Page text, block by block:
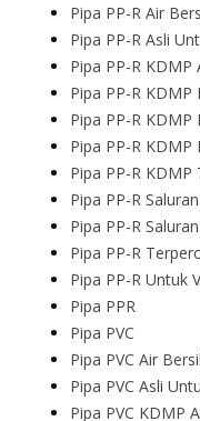
Pipa PP-R Air
Pipa PP-R Asli
Pipa PP-R KDMP
Pipa PP-R
Pipa PP-R KDMP
Pipa PP-R KDMP
Pipa PP-R KDMP
Pipa PP-R
Pipa PP-R
Pipa PP-R
Pipa PP-R Untuk
Pipa PPR
Pipa PVC
Pipa PVC Air
Pipa PVC Asli
Pipa PVC KDMP